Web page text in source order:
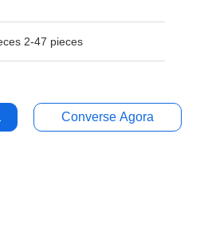
2-47 pieces
Converse Agora